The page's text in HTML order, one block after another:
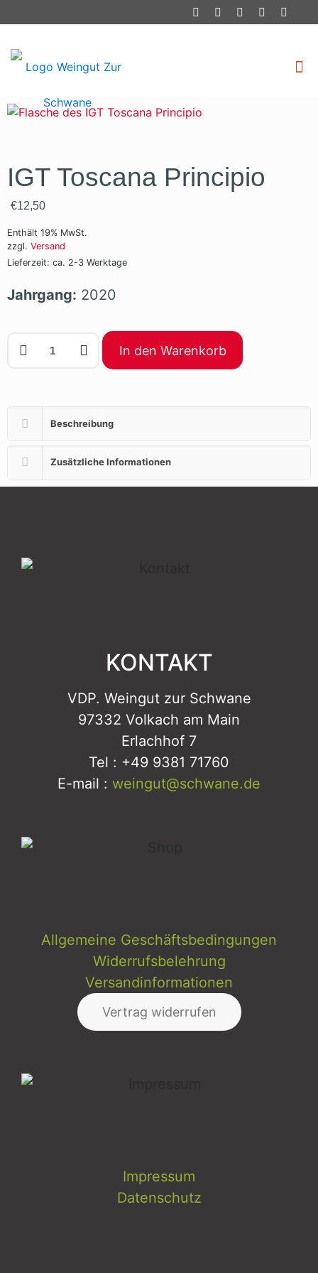
IGT Toscana Principio
€12,50
Enthält 19% MwSt.
zzgl. Versand
Lieferzeit: ca. 2-3 Werktage
Jahrgang: 2020
In den Warenkorb
Beschreibung
Zusätzliche Informationen
KONTAKT
VDP. Weingut zur Schwane
97332 Volkach am Main
Erlachhof 7
Tel : +49 9381 71760
E-mail : weingut@schwane.de
Allgemeine Geschäftsbedingungen
Widerrufsbelehrung
Versandinformationen
Vertrag widerrufen
Impressum
Datenschutz